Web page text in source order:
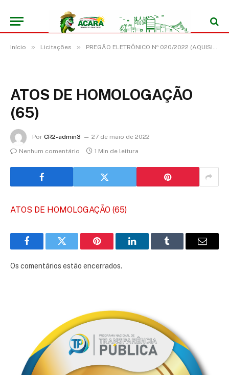
Início » Licitações » PREGÃO ELETRÔNICO Nº 020/2022 (AQUISIÇÃO DE EQUIPAMENTOS E MATERIAIS PERMANENTES)
ATOS DE HOMOLOGAÇÃO
(65)
Por CR2-admin3
27 de maio de 2022
Nenhum comentário
1 Min de leitura
ATOS DE HOMOLOGAÇÃO (65)
FacebookTwitter Pinterest LinkedInTumblr
E-
Os comentários estão encerrados.